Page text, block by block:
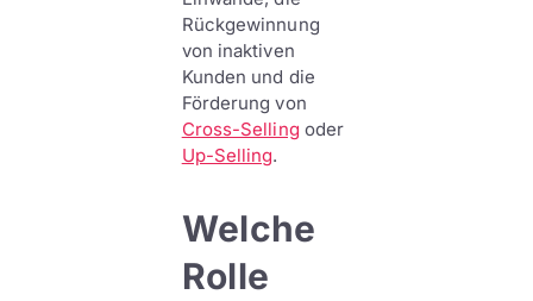
Rückgewinnung
von inaktiven
Kunden und die
Förderung von
Cross-Selling oder
Up-Selling.
Welche
Rolle